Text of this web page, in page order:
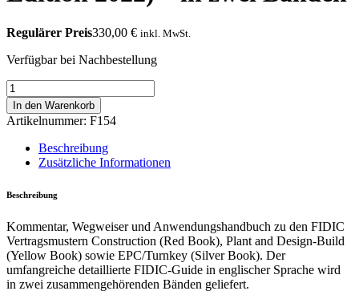
Regulärer Preis330,00 € inkl. MwSt.
Verfügbar bei Nachbestellung
FIDIC
Contracts
Guide
(2nd
Edition
2022)
zwei
Menge
In den Warenkorb
Artikelnummer: F154
Beschreibung
Zusätzliche Informationen
Beschreibung
Kommentar, Wegweiser und Anwendungshandbuch zu den FIDIC
Vertragsmustern Construction (Red Book), Plant and Design-Build
(Yellow Book) sowie EPC/Turnkey (Silver Book). Der
umfangreiche detaillierte FIDIC-Guide in englischer Sprache wird
in zwei zusammengehörenden Bänden geliefert.